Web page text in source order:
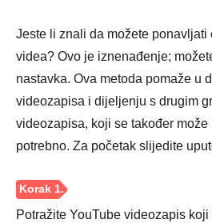
Jeste li znali da možete ponavljati
videa? Ovo je iznenađenje;
nastavka. Ova metoda pomaže u
videozapisa i dijeljenju s drugim
videozapisa, koji se također
potrebno. Za početak slijedite
Potražite YouTube videozapis